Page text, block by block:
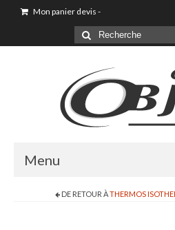
Mon panier devis -
Menu
Goodies & Objet
DE RETOUR ÀTHERMOS